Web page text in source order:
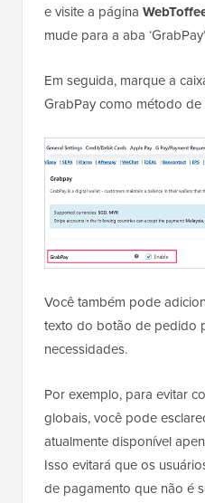
e visite a página
mude para a aba
Em seguida, marque a
GrabPay como método
Você também pode
texto do botão de pedido
necessidades.
Por exemplo, para evitar
globais, você pode
atualmente disponível
Isso evitará que os
de pagamento que não é